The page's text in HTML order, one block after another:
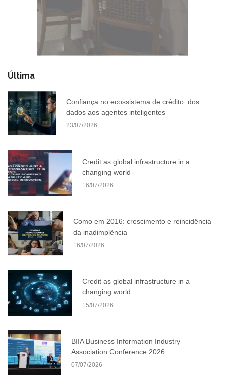
Última
Confiança no ecossistema de crédito: dos
dados aos agentes inteligentes
23/07/2026
Credit as global infrastructure in a
changing world
16/07/2026
Como em 2016: crescimento e reincidência
da inadimplência
16/07/2026
Credit as global infrastructure in a
changing world
15/07/2026
BIIA Business Information Industry
Association Conference 2026
07/07/2026